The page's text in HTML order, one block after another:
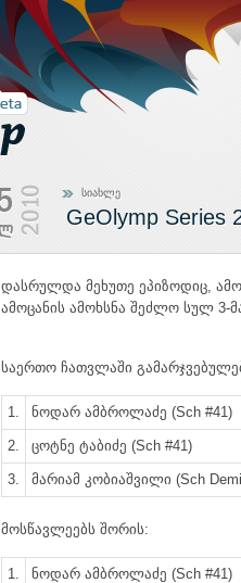
სიახლე
GeOlymp
დასრულდა მეხუთე ეპიზოდიც,
ამოცანის ამოხსნა შეძლო სულ 3-
საერთო ჩათვლაში
1. ნოდარ ამბროლაძე (Sch #41)
2. ცოტნე ტაბიძე (Sch #41)
3. მარიამ კობიაშვილი (Sch
მოსწავლეებს შორის:
1. ნოდარ ამბროლაძე (Sch #41)